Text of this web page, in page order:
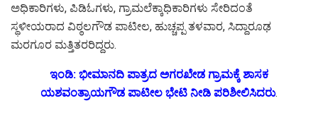
ಅಧಿಕಾರಿಗಳು, ಪಿಡಿಓಗಳು, ಗ್ರಾಮಲೆಕ್ಕಾಧಿಕಾರಿಗಳು ಸೇರಿದಂತೆ
ಸ್ಥಳೀಯರಾದ ವಿಠ್ಠಲಗೌಡ ಪಾಟೀಲ, ಹುಚ್ಚಪ್ಪ ತಳವಾರ, ಸಿದ್ದಾರೂಢ
ಮರಗೂರ ಮತ್ತಿತರರಿದ್ದರು.
ಇಂಡಿ: ಭೀಮಾನದಿ ಪಾತ್ರದ ಅಗರಖೇಡ ಗ್ರಾಮಕ್ಕೆ ಶಾಸಕ
ಯಶವಂತ್ರಾಯಗೌಡ ಪಾಟೀಲ ಭೇಟಿ ನೀಡಿ ಪರಿಶೀಲಿಸಿದರು.